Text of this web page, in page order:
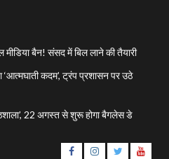
बैन! संसद में बिल लाने की तैयारी
कदम’, ट्रंप प्रशासन पर उठे
22 अगस्त से शुरू होगा बैगलेस डे
Facebook
Instagram
Twitter